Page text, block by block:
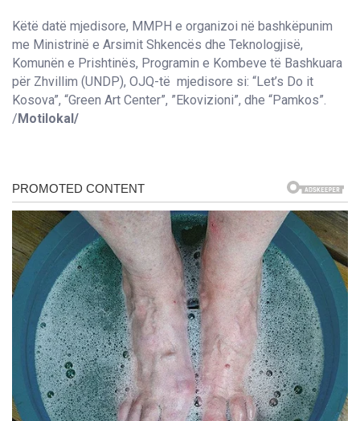
Këtë datë mjedisore, MMPH e organizoi në bashkëpunim
me Ministrinë e Arsimit Shkencës dhe Teknologjisë,
Komunën e Prishtinës, Programin e Kombeve të Bashkuara
për Zhvillim (UNDP), OJQ-të mjedisore si: “Let’s Do it
Kosova”, “Green Art Center”, ”Ekovizioni”, dhe “Pamkos”.
/ Motilokal/